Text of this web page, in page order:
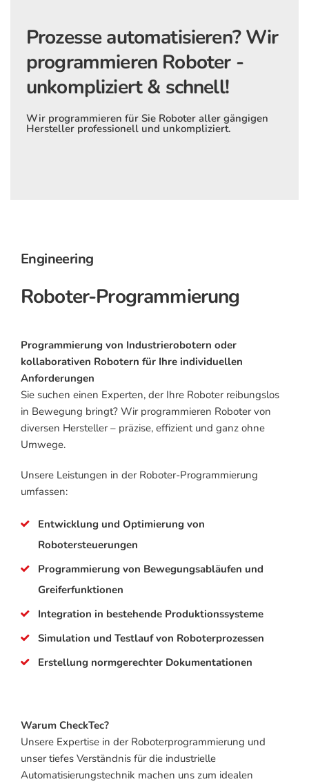
Prozesse automatisieren?Wir
programmieren Roboter -
unkompliziert & schnell!
Wir programmieren für Sie Roboter aller gängigen
Hersteller professionell und unkompliziert.
Engineering
Roboter-Programmierung
Programmierung von Industrierobotern oder
kollaborativen Robotern für Ihre individuellen
Anforderungen
Sie suchen einen Experten, der Ihre Roboter reibungslos
in Bewegung bringt? Wir programmieren Roboter von
diversen Hersteller – präzise, effizient und ganz ohne
Umwege.
Unsere Leistungen in der Roboter-Programmierung
umfassen:
Entwicklung und Optimierung von
Robotersteuerungen
Programmierung von Bewegungsabläufen und
Greiferfunktionen
Integration in bestehende Produktionssysteme
Simulation und Testlauf von Roboterprozessen
Erstellung normgerechter Dokumentationen
Warum CheckTec?
Unsere Expertise in der Roboterprogrammierung und
unser tiefes Verständnis für die industrielle
Automatisierungstechnik machen uns zum idealen